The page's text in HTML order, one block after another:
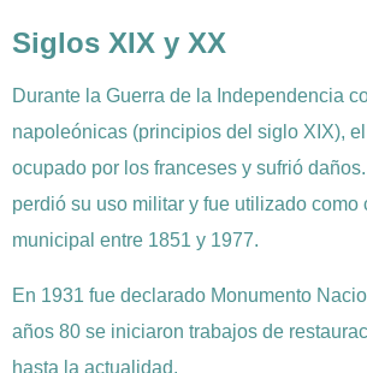
Siglos XIX y XX
Durante la Guerra de la Independencia
napoleónicas (principios del siglo XIX),
ocupado por los franceses y sufrió
perdió su uso militar y fue utilizado como
municipal entre 1851 y 1977.
En 1931 fue declarado Monumento
años 80 se iniciaron trabajos de
hasta la actualidad.